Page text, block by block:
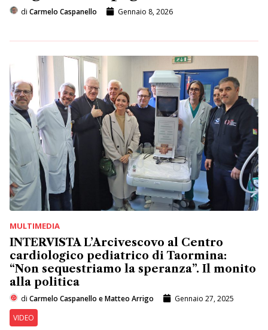
di Carmelo Caspanello Gennaio 8, 2026
MULTIMEDIA
INTERVISTA L’Arcivescovo al Centro
cardiologico pediatrico di Taormina:
“Non sequestriamo la speranza”. Il monito
alla politica
di Carmelo Caspanello e Matteo Arrigo
Gennaio 27, 2025
VIDEO